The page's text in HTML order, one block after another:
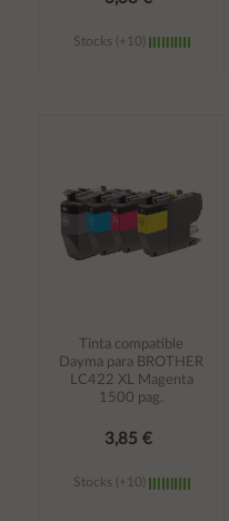
Stocks (+10)
Tinta compatible
Dayma para BROTHER
LC422 XL Magenta
1500 pag.
3,85 €
Stocks (+10)